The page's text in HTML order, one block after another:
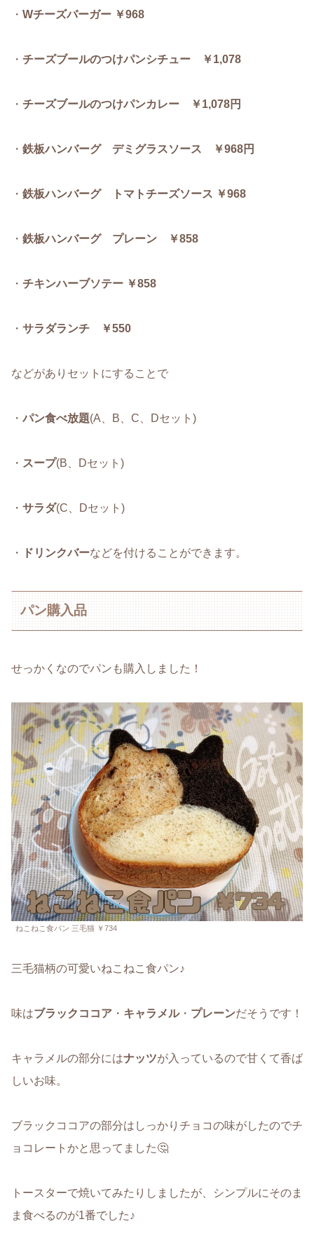
・ Wチーズバーガー ￥968
・ チーズブールのつけパンシチュー ￥1,078
・ チーズブールのつけパンカレー ￥1,078円
・ 鉄板ハンバーグ デミグラスソース ￥968円
・ 鉄板ハンバーグ トマトチーズソース ￥968
・ 鉄板ハンバーグ プレーン ￥858
・ チキンハーブソテー ￥858
・ サラダランチ ￥550
などがありセットにすることで
・ パン食べ放題(A、B、C、Dセット)
・ スープ(B、Dセット)
・ サラダ(C、Dセット)
・ ドリンクバーなどを付けることができます。
パン購入品
せっかくなのでパンも購入しました！
ねこねこ食パン 三毛猫 ￥734
三毛猫柄の可愛いねこねこ食パン♪
味はブラックココア ・ キャラメル・ プレーンだそうです！
キャラメルの部分にはナッツが入っているので甘くて香ば
しいお味。
ブラックココアの部分はしっかりチョコの味がしたのでチ
ョコレートかと思ってました🤔
トースターで焼いてみたりしましたが、シンプルにそのま
ま食べるのが1番でした♪